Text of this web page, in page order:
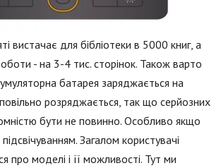
вистачає для бібліотеки в 5000 книг, а
- на 3-4 тис. сторінок. Також варто
батарея заряджається на
розряджається, так що серйозних
бути не повинно. Особливо якщо
Загалом користувачі
про моделі і її можливості. Тут ми